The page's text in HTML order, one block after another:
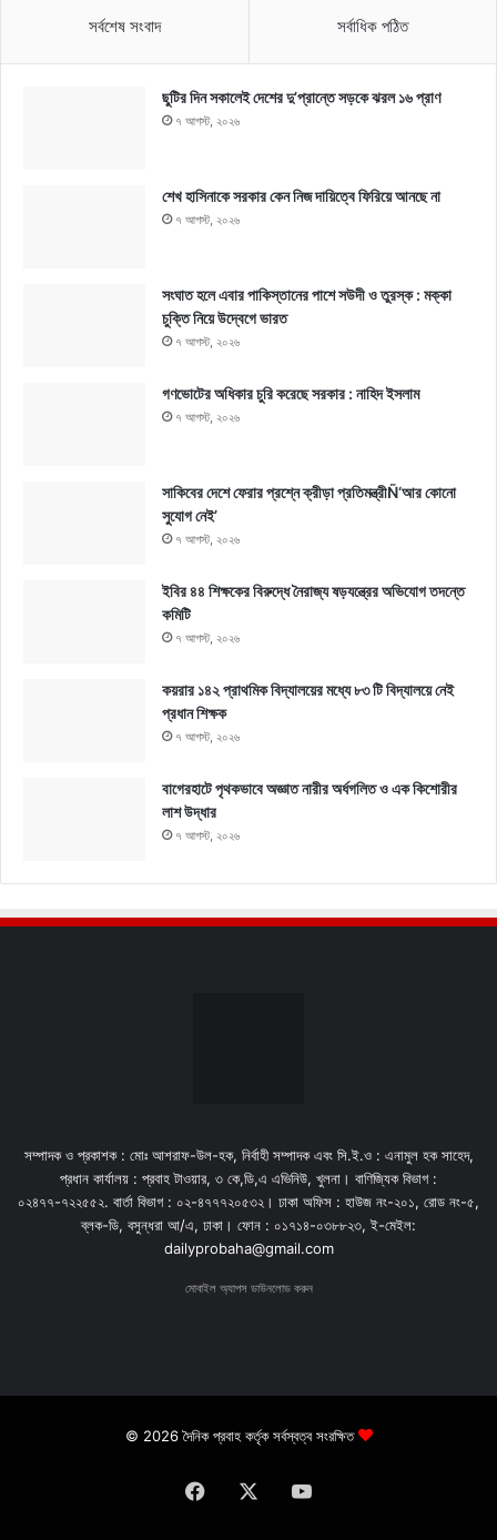
সর্বশেষ সংবাদ সর্বাধিক পঠিত
ছুটির দিন সকালেই দেশের দু’প্রান্তে সড়কে ঝরল ১৬ প্রাণ
৭ আগস্ট, ২০২৬
শেখ হাসিনাকে সরকার কেন নিজ দায়িত্বে ফিরিয়ে আনছে না
৭ আগস্ট, ২০২৬
সংঘাত হলে এবার পাকিস্তানের পাশে সউদী ও তুরস্ক : মক্কা
চুক্তি নিয়ে উদ্বেগে ভারত
৭ আগস্ট, ২০২৬
গণভোটের অধিকার চুরি করেছে সরকার : নাহিদ ইসলাম
৭ আগস্ট, ২০২৬
সাকিবের দেশে ফেরার প্রশ্নে ক্রীড়া প্রতিমন্ত্রীÑ‘আর কোনো
সুযোগ নেই’
৭ আগস্ট, ২০২৬
ইবির ৪৪ শিক্ষকের বিরুদ্ধে নৈরাজ্য ষড়যন্ত্রের অভিযোগ তদন্তে
কমিটি
৭ আগস্ট, ২০২৬
কয়রার ১৪২ প্রাথমিক বিদ্যালয়ের মধ্যে ৮৩ টি বিদ্যালয়ে নেই
প্রধান শিক্ষক
৭ আগস্ট, ২০২৬
বাগেরহাটে পৃথকভাবে অজ্ঞাত নারীর অর্ধগলিত ও এক কিশোরীর
লাশ উদ্ধার
৭ আগস্ট, ২০২৬
সম্পাদক ও প্রকাশক : মোঃ আশরাফ-উল-হক, নির্বাহী সম্পাদক এবং সি.ই.ও : এনামুল হক সাহেদ,
প্রধান কার্যালয় : প্রবাহ টাওয়ার, ৩ কে,ডি,এ এভিনিউ, খুলনা। বাণিজ্যিক বিভাগ :
০২৪৭৭-৭২২৫৫২. বার্তা বিভাগ : ০২-৪৭৭৭২০৫৩২। ঢাকা অফিস : হাউজ নং-২০১, রোড নং-৫,
ব্লক-ডি, বসুন্ধরা আ/এ, ঢাকা। ফোন : ০১৭১৪-০৩৮৮২৩, ই-মেইল:
dailyprobaha@gmail.com
মোবাইল অ্যাপস ডাউনলোড করুন
© 2026 দৈনিক প্রবাহ কর্তৃক সর্বস্বত্ব সংরক্ষিত
Facebook